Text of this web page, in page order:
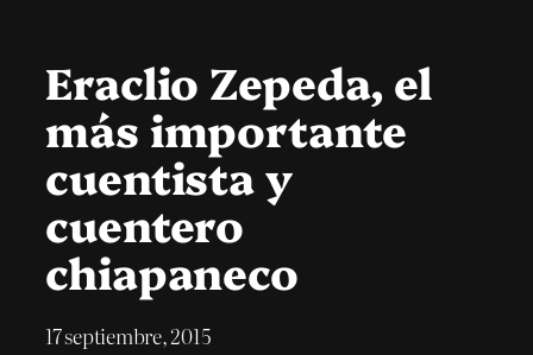
Eraclio Zepeda, el
más importante
cuentista y
cuentero
chiapaneco
17 septiembre, 2015